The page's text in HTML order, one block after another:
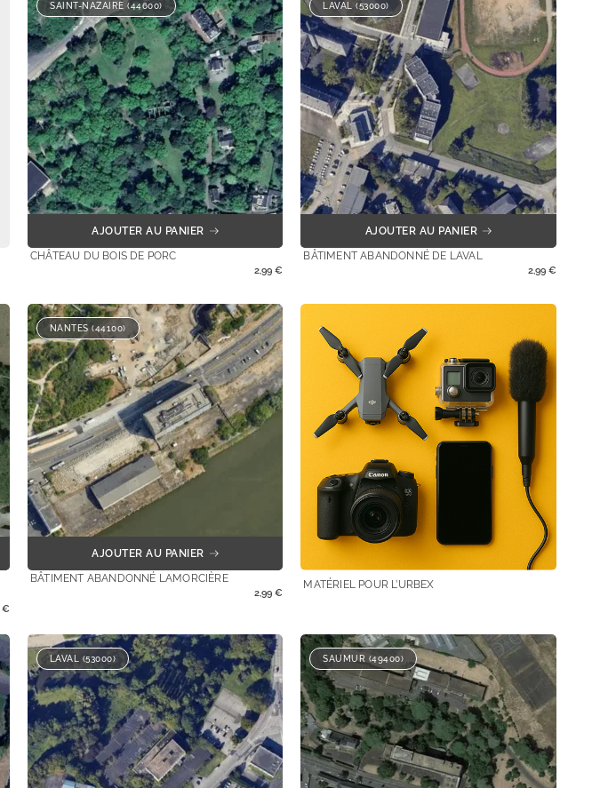
SAINT-NAZAIRE (44600)
AJOUTER AU PANIER
CHÂTEAU DU BOIS DE PORC
2,99€
LAVAL (53000)
AJOUTER AU PANIER
BÂTIMENT ABANDONNÉ DE LAVAL
2,99 €
€
NANTES (44100)
AJOUTER AU PANIER
BÂTIMENT ABANDONNÉ LAMORCIÈRE
2,99€
MATÉRIEL POUR L’URBEX
LAVAL (53000) SAUMUR (49400)